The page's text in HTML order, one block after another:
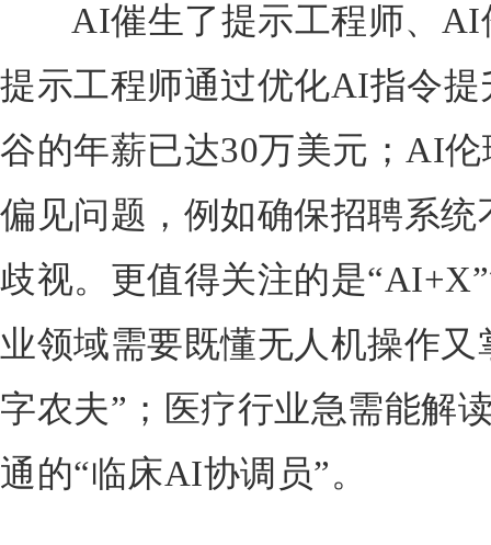
AI催生了提示工程师、AI
提示工程师通过优化AI指令
谷的年薪已达30万美元；AI
偏见问题，例如确保招聘系
歧视。更值得关注的是
业领域需要既懂无人机操作
字农夫”；医疗行业急需能解
通的“临床AI协调员”。